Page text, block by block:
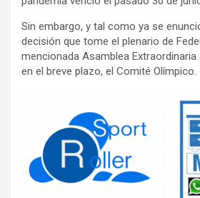
Sin embargo, y tal como ya se
decisión que tome el plenario de
mencionada Asamblea Extraordinaria
en el breve plazo, el Comité Olímpico.